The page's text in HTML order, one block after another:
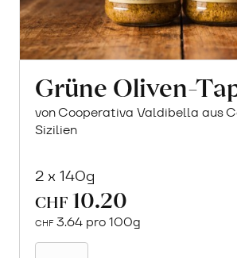
Grüne Oliven-
von Cooperativa Valdibella aus
Sizilien
2 x 140g
CHF 10.20
CHF 3.64 pro 100g